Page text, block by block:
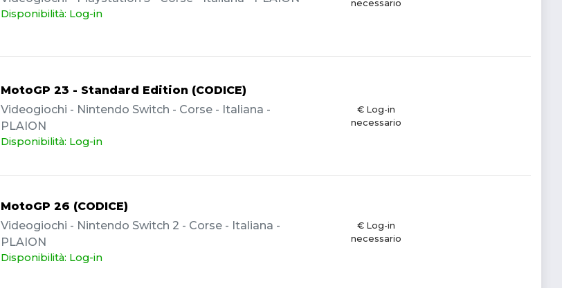
Disponibilità: Log-in
necessario
MotoGP 23 - Standard Edition (CODICE)
Videogiochi - Nintendo Switch - Corse - Italiana -
PLAION
Disponibilità: Log-in
€ Log-in
necessario
MotoGP 26 (CODICE)
Videogiochi - Nintendo Switch 2 - Corse - Italiana -
PLAION
Disponibilità: Log-in
€ Log-in
necessario